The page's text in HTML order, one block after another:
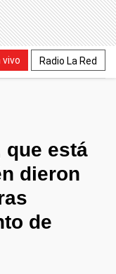
vivo Radio La Red
que está
dieron
de